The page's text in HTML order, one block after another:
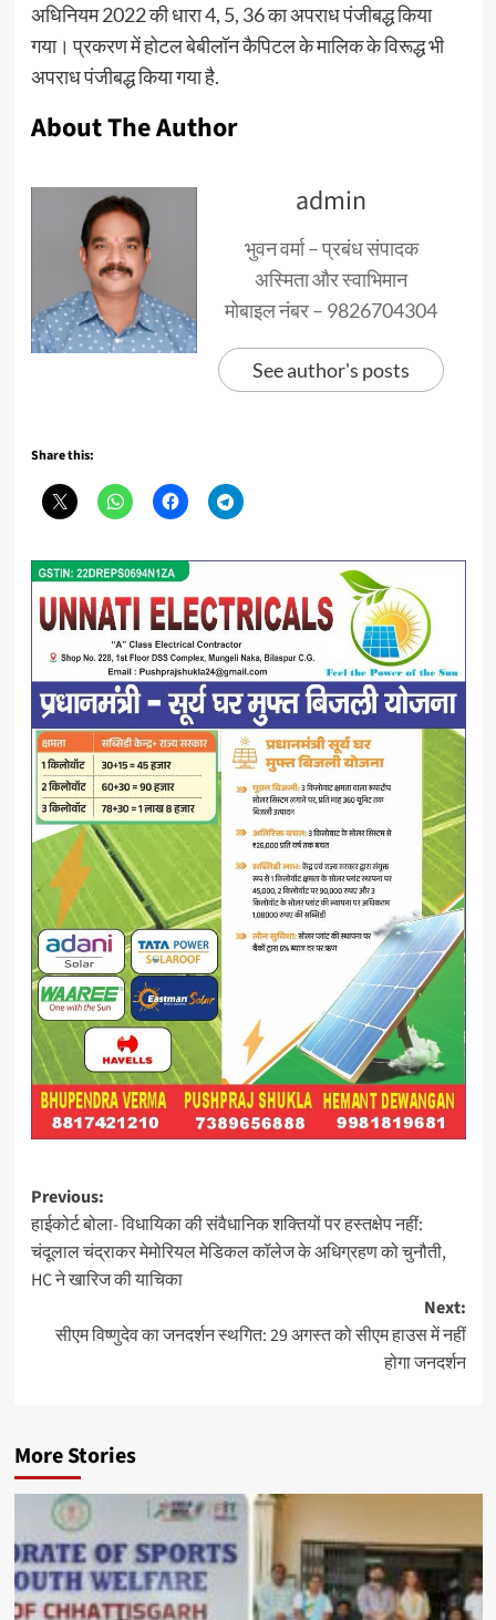
अधिनियम 2022 की धारा 4, 5, 36 का अपराध पंजीबद्ध किया
गया। प्रकरण में होटल बेबीलॉन कैपिटल के मालिक के विरूद्ध भी
अपराध पंजीबद्ध किया गया है.
About The Author
admin
भुवन वर्मा – प्रबंध संपादक
अस्मिता और स्वाभिमान
मोबाइल नंबर – 9826704304
See author's posts
Share this:
Post
navigation
Previous:
हाईकोर्ट बोला- विधायिका की संवैधानिक शक्तियों पर हस्तक्षेप नहीं:
चंदूलाल चंद्राकर मेमोरियल मेडिकल कॉलेज के अधिग्रहण को चुनौती,
HC ने खारिज की याचिका
Next:
सीएम विष्‍णुदेव का जनदर्शन स्‍थगित: 29 अगस्त को सीएम हाउस में नहीं
होगा जनदर्शन
More Stories